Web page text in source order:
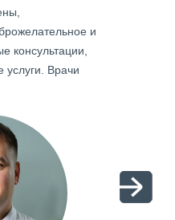
и
консультации,
услуги. Врачи